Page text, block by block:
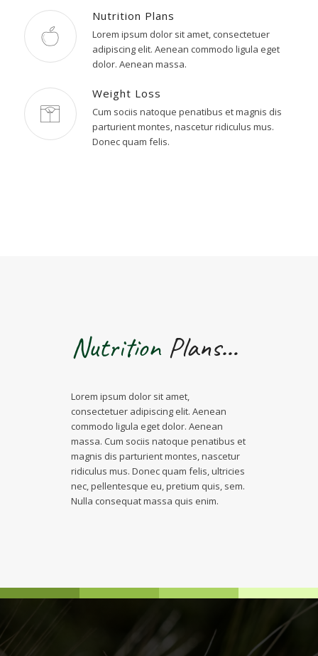
Nutrition Plans
Lorem ipsum dolor sit amet, consectetuer
adipiscing elit. Aenean commodo ligula eget
dolor. Aenean massa.
Weight Loss
Cum sociis natoque penatibus et magnis dis
parturient montes, nascetur ridiculus mus.
Donec quam felis.
NutritionPlans…
Lorem ipsum dolor sit amet,
consectetuer adipiscing elit. Aenean
commodo ligula eget dolor. Aenean
massa. Cum sociis natoque penatibus et
magnis dis parturient montes, nascetur
ridiculus mus. Donec quam felis, ultricies
nec, pellentesque eu, pretium quis, sem.
Nulla consequat massa quis enim.